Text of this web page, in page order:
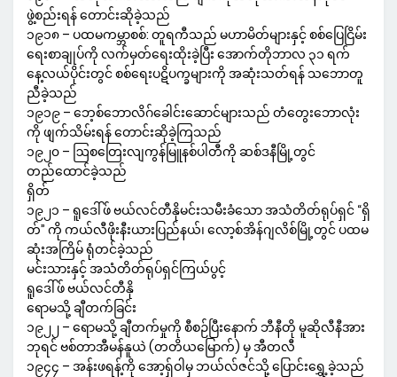
ဖွဲ့စည်းရန် တောင်းဆိုခဲ့သည်
၁၉၁၈ – ပထမကမ္ဘာစစ်: တူရကီသည် မဟာမိတ်များနှင့် စစ်ပြေငြိမ်း
ရေးစာချုပ်ကို လက်မှတ်ရေးထိုးခဲ့ပြီး အောက်တိုဘာလ ၃၁ ရက်
နေ့လယ်ပိုင်းတွင် စစ်ရေးပဋိပက္ခများကို အဆုံးသတ်ရန် သဘောတူ
ညီခဲ့သည်
၁၉၁၉ – ဘေ့စ်ဘောလိဂ်ခေါင်းဆောင်များသည် တံတွေးဘောလုံး
ကို ဖျက်သိမ်းရန် တောင်းဆိုခဲ့ကြသည်
၁၉၂၀ – ဩစတြေးလျကွန်မြူနစ်ပါတီကို ဆစ်ဒနီမြို့တွင်
တည်ထောင်ခဲ့သည်
ရှိတ်
၁၉၂၁ – ရူဒေါ်ဖ် ဗယ်လင်တီနိုမင်းသမီးခံသော အသံတိတ်ရုပ်ရှင် “ရှိ
တ်” ကို ကယ်လီဖိုးနီးယားပြည်နယ်၊ လော့စ်အိန်ဂျလိစ်မြို့တွင် ပထမ
ဆုံးအကြိမ် ရုံတင်ခဲ့သည်
မင်းသားနှင့် အသံတိတ်ရုပ်ရှင်ကြယ်ပွင့်
ရူဒေါ်ဖ် ဗယ်လင်တီနို
ရောမသို့ ချီတက်ခြင်း
၁၉၂၂ – ရောမသို့ ချီတက်မှုကို စီစဉ်ပြီးနောက် ဘီနီတို မူဆိုလီနီအား
ဘုရင် ဗစ်တာအီမန်နူယဲ (တတိယမြောက်) မှ အီတလီ
၁၉၄၄ – အန်းဖရန့်ကို အော့ရှ်ဝါမှ ဘယ်လ်ဇင်သို့ ပြောင်းရွှေ့ခဲ့သည်